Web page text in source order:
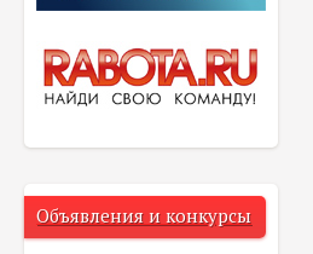
Объявления и конкурсы